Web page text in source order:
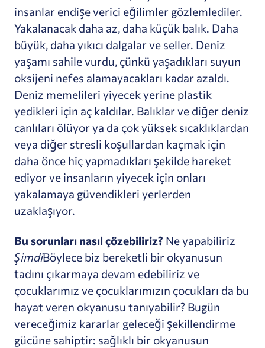
insanlar endişe verici eğilimler gözlemlediler.
Yakalanacak daha az, daha küçük balık. Daha
büyük, daha yıkıcı dalgalar ve seller. Deniz
yaşamı sahile vurdu, çünkü yaşadıkları suyun
oksijeni nefes alamayacakları kadar azaldı.
Deniz memelileri yiyecek yerine plastik
yedikleri için aç kaldılar. Balıklar ve diğer deniz
canlıları ölüyor ya da çok yüksek sıcaklıklardan
veya diğer stresli koşullardan kaçmak için
daha önce hiç yapmadıkları şekilde hareket
ediyor ve insanların yiyecek için onları
yakalamaya güvendikleri yerlerden
uzaklaşıyor.
Bu sorunları nasıl çözebiliriz? Ne yapabiliriz
ŞimdiBöylece biz bereketli bir okyanusun
tadını çıkarmaya devam edebiliriz ve
çocuklarımız ve çocuklarımızın çocukları da bu
hayat veren okyanusu tanıyabilir? Bugün
vereceğimiz kararlar geleceği şekillendirme
gücüne sahiptir: sağlıklı bir okyanusun